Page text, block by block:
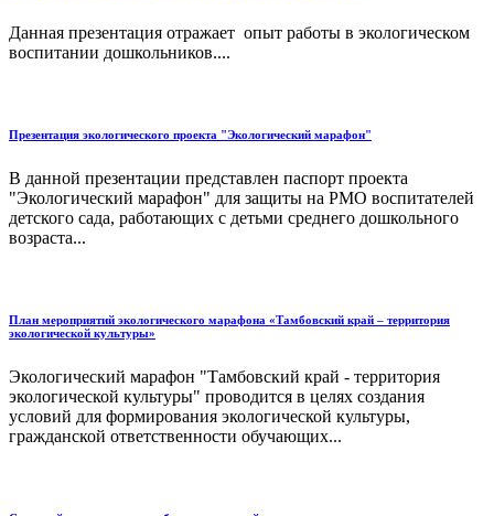
Данная презентация отражает опыт работы в экологическом
воспитании дошкольников....
Презентация экологического проекта "Экологический марафон"
В данной презентации представлен паспорт проекта
"Экологический марафон" для защиты на РМО воспитателей
детского сада, работающих с детьми среднего дошкольного
возраста...
План мероприятий экологического марафона «Тамбовский край – территория
экологической культуры»
Экологический марафон "Тамбовский край - территория
экологической культуры" проводится в целях создания
условий для формирования экологической культуры,
гражданской ответственности обучающих...